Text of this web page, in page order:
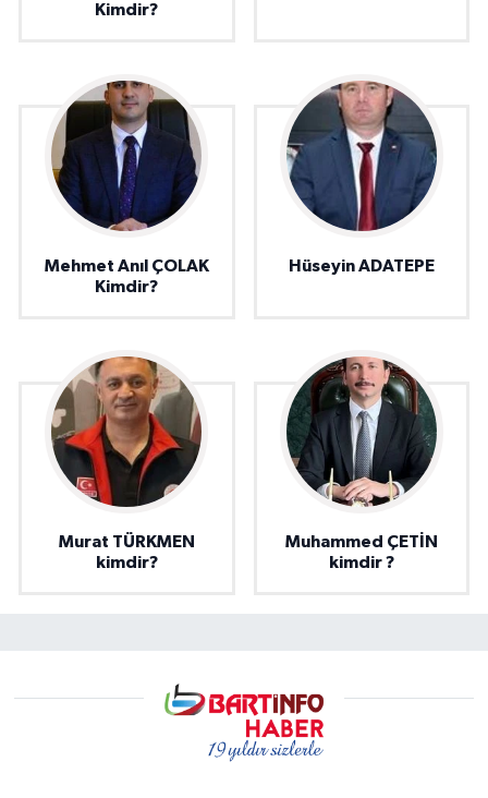
Kimdir?
Mehmet Anıl ÇOLAK
Kimdir?
Hüseyin ADATEPE
Murat TÜRKMEN
kimdir?
Muhammed ÇETİN
kimdir ?